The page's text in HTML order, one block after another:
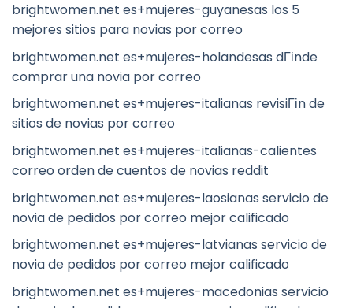
brightwomen.net es+mujeres-guyanesas los 5
mejores sitios para novias por correo
brightwomen.net es+mujeres-holandesas dГіnde
comprar una novia por correo
brightwomen.net es+mujeres-italianas revisiГіn de
sitios de novias por correo
brightwomen.net es+mujeres-italianas-calientes
correo orden de cuentos de novias reddit
brightwomen.net es+mujeres-laosianas servicio de
novia de pedidos por correo mejor calificado
brightwomen.net es+mujeres-latvianas servicio de
novia de pedidos por correo mejor calificado
brightwomen.net es+mujeres-macedonias servicio